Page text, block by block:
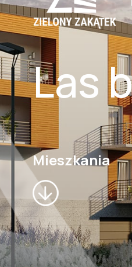
Las
Mieszkania